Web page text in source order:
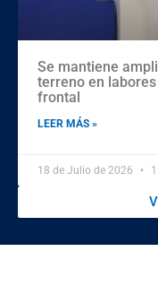
Se mantiene
terreno en
frontal
LEER MÁS »
18 de Julio de 2026